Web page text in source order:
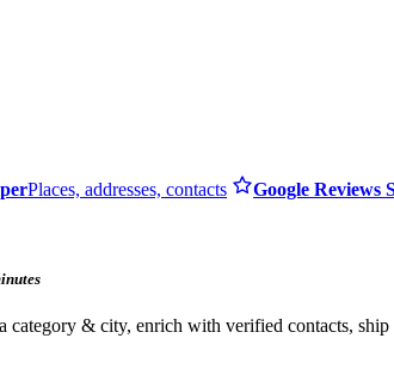
Places, addresses, contacts Google Reviews
category & city, enrich with verified contacts,